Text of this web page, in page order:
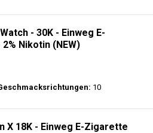
- 30K - Einweg E-
Nikotin (NEW)
10
X 18K - Einweg E-Zigarette